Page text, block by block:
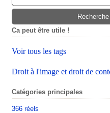
Ca peut être utile !
Voir tous les tags
Droit à l'image et droit de
Catégories principales
366 réels